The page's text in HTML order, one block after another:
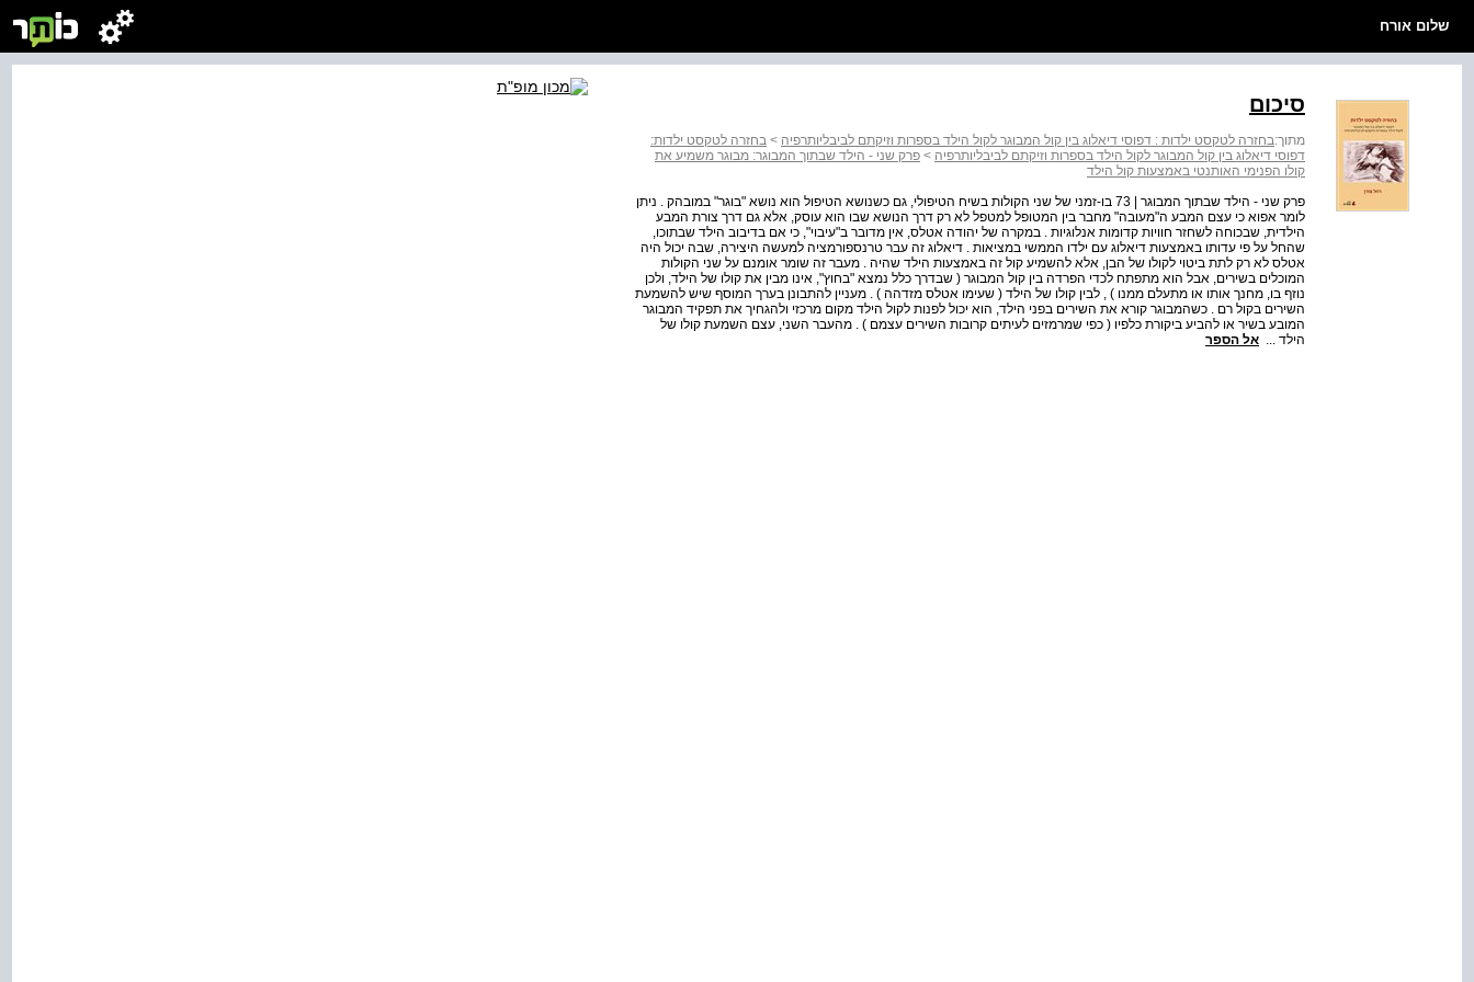
שלום אורח
סיכום
מתוך:בחזרה לטקסט ילדות : דפוסי דיאלוג בין קול המבוגר לקול הילד בספרות וזיקתם לביבליותרפיה > בחזרה לטקסט ילדות:
דפוסי דיאלוג בין קול המבוגר לקול הילד בספרות וזיקתם לביבליותרפיה > פרק שני - הילד שבתוך המבוגר: מבוגר משמיע את
קולו הפנימי האותנטי באמצעות קול הילד
פרק שני - הילד שבתוך המבוגר | 73 בו-זמני של שני הקולות בשיח הטיפולי, גם כשנושא הטיפול הוא נושא "בוגר" במובהק . ניתן
לומר אפוא כי עצם המבע ה"מעובה" מחבר בין המטופל למטפל לא רק דרך הנושא שבו הוא עוסק, אלא גם דרך צורת המבע
הילדית, שבכוחה לשחזר חוויות קדומות אנלוגיות . במקרה של יהודה אטלס, אין מדובר ב"עיבוי", כי אם בדיבוב הילד שבתוכו,
שהחל על פי עדותו באמצעות דיאלוג עם ילדו הממשי במציאות . דיאלוג זה עבר טרנספורמציה למעשה היצירה, שבה יכול היה
אטלס לא רק לתת ביטוי לקולו של הבן, אלא להשמיע קול זה באמצעות הילד שהיה . מעבר זה שומר אומנם על שני הקולות
המוכלים בשירים, אבל הוא מתפתח לכדי הפרדה בין קול המבוגר ( שבדרך כלל נמצא "בחוץ", אינו מבין את קולו של הילד, ולכן
נוזף בו, מחנך אותו או מתעלם ממנו ) , לבין קולו של הילד ( שעימו אטלס מזדהה ) . מעניין להתבונן בערך המוסף שיש להשמעת
השירים בקול רם . כשהמבוגר קורא את השירים בפני הילד, הוא יכול לפנות לקול הילד מקום מרכזי ולהגחיך את תפקיד המבוגר
המובע בשיר או להביע ביקורת כלפיו ( כפי שמרמזים לעיתים קרובות השירים עצמם ) . מהעבר השני, עצם השמעת קולו של
הילד ... אל הספר